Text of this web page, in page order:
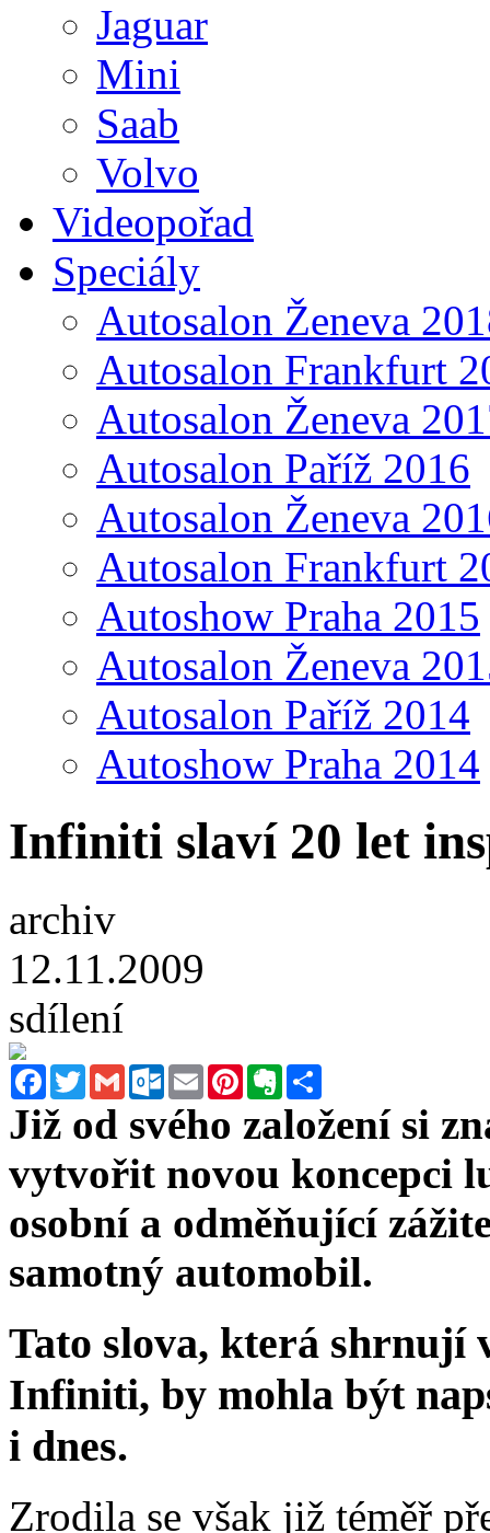
Jaguar
Mini
Saab
Volvo
Videopořad
Speciály
Autosalon Ženeva
Autosalon Frankfurt
Autosalon Ženeva
Autosalon Paříž 2016
Autosalon Ženeva
Autosalon Frankfurt
Autoshow Praha 2015
Autosalon Ženeva
Autosalon Paříž 2014
Autoshow Praha 2014
Infiniti slaví 20 let
archiv
12.11.2009
sdílení
FacebookTwitterGmail Outlook.com
Email PinterestEvernote
Již od svého založení si
vytvořit novou koncepci
osobní a odměňující
samotný automobil.
Tato slova, která shrnují
Infiniti, by mohla být
i dnes.
Zrodila se však již téměř